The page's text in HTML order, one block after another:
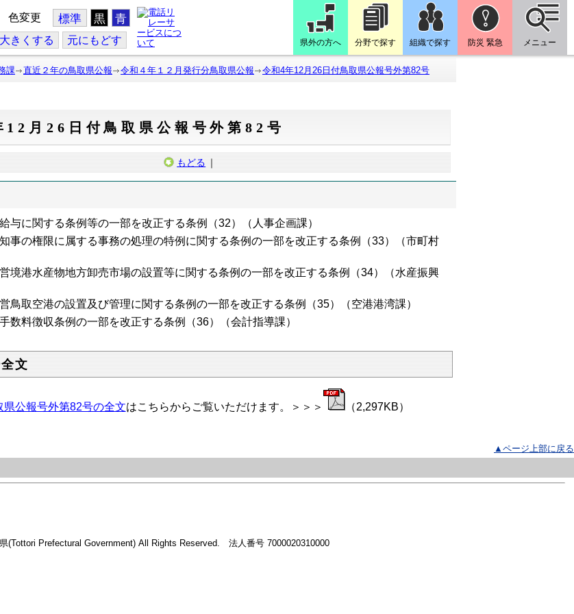
色変更 標準 黒 青
大きくする 元にもどす 県外の方へ 分野で探す 組織で探す 防災 緊急 メニュー
課 直近２年の鳥取県公報 令和４年１２月発行分鳥取県公報 令和4年12月26日付鳥取県公報号外第82号
12月26日付鳥取県公報号外第82号
もどる ｜
与に関する条例等の一部を改正する条例（32）（人事企画課）
事の権限に属する事務の処理の特例に関する条例の一部を改正する条例（33）（市町村
境港水産物地方卸売市場の設置等に関する条例の一部を改正する条例（34）（水産振興
鳥取空港の設置及び管理に関する条例の一部を改正する条例（35）（空港港湾課）
数料徴収条例の一部を改正する条例（36）（会計指導課）
文
県公報号外第82号の全文はこちらからご覧いただけます。＞＞＞ （2,297KB）
▲ページ上部に戻る
(Tottori Prefectural Government) All Rights Reserved. 法人番号 7000020310000